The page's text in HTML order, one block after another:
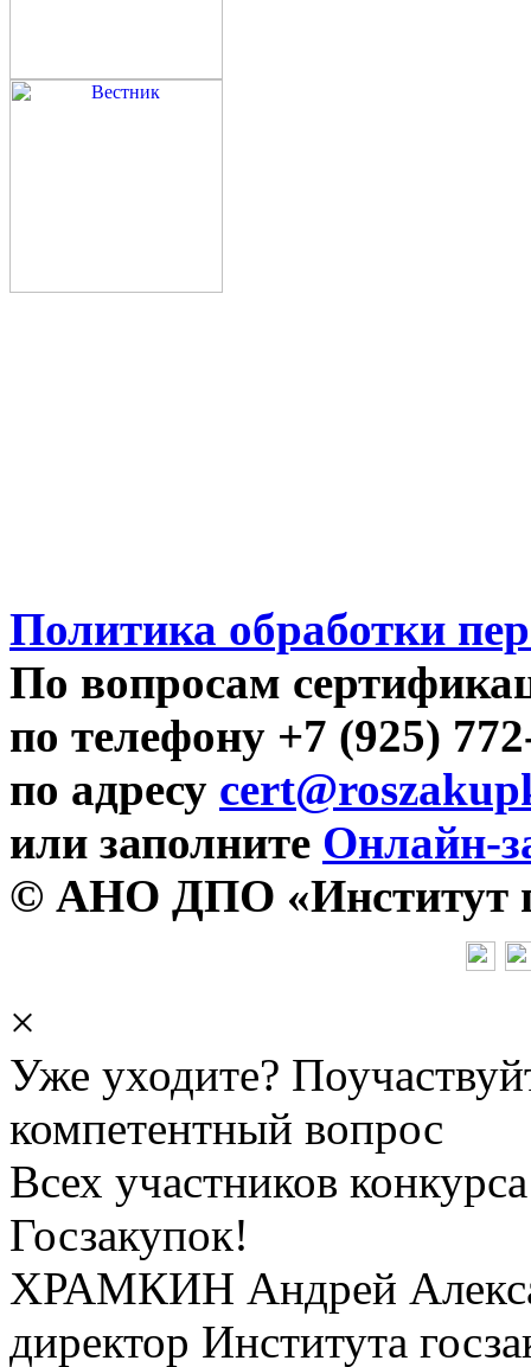
Политика обработки
По вопросам
по телефону +7 (925)
по адресу
или заполните Онлайн-
© АНО ДПО «Институт
×
Уже уходите?
компетентный вопрос
Всех участников
Госзакупок!
ХРАМКИН Андрей
директор Института